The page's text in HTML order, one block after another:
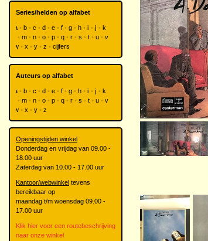
Series/helden op alfabet
a b c d e f g h i j
k
m n o p q r s t u
v
w
x y z cijfers
Auteurs op alfabet
a b c d e f g h i j
k
m n o p q r s t u
v
w
x y z
Openingstijden winkel
Donderdag en vrijdag van 09.00 -
18.00 uur
Zaterdag van 10.00 - 17.00 uur
Kantoor/webwinkel tevens
bereikbaar op
maandag t/m woensdag 09.00 -
17.00 uur
Klik hier voor een routebeschrijving
naar onze winkel